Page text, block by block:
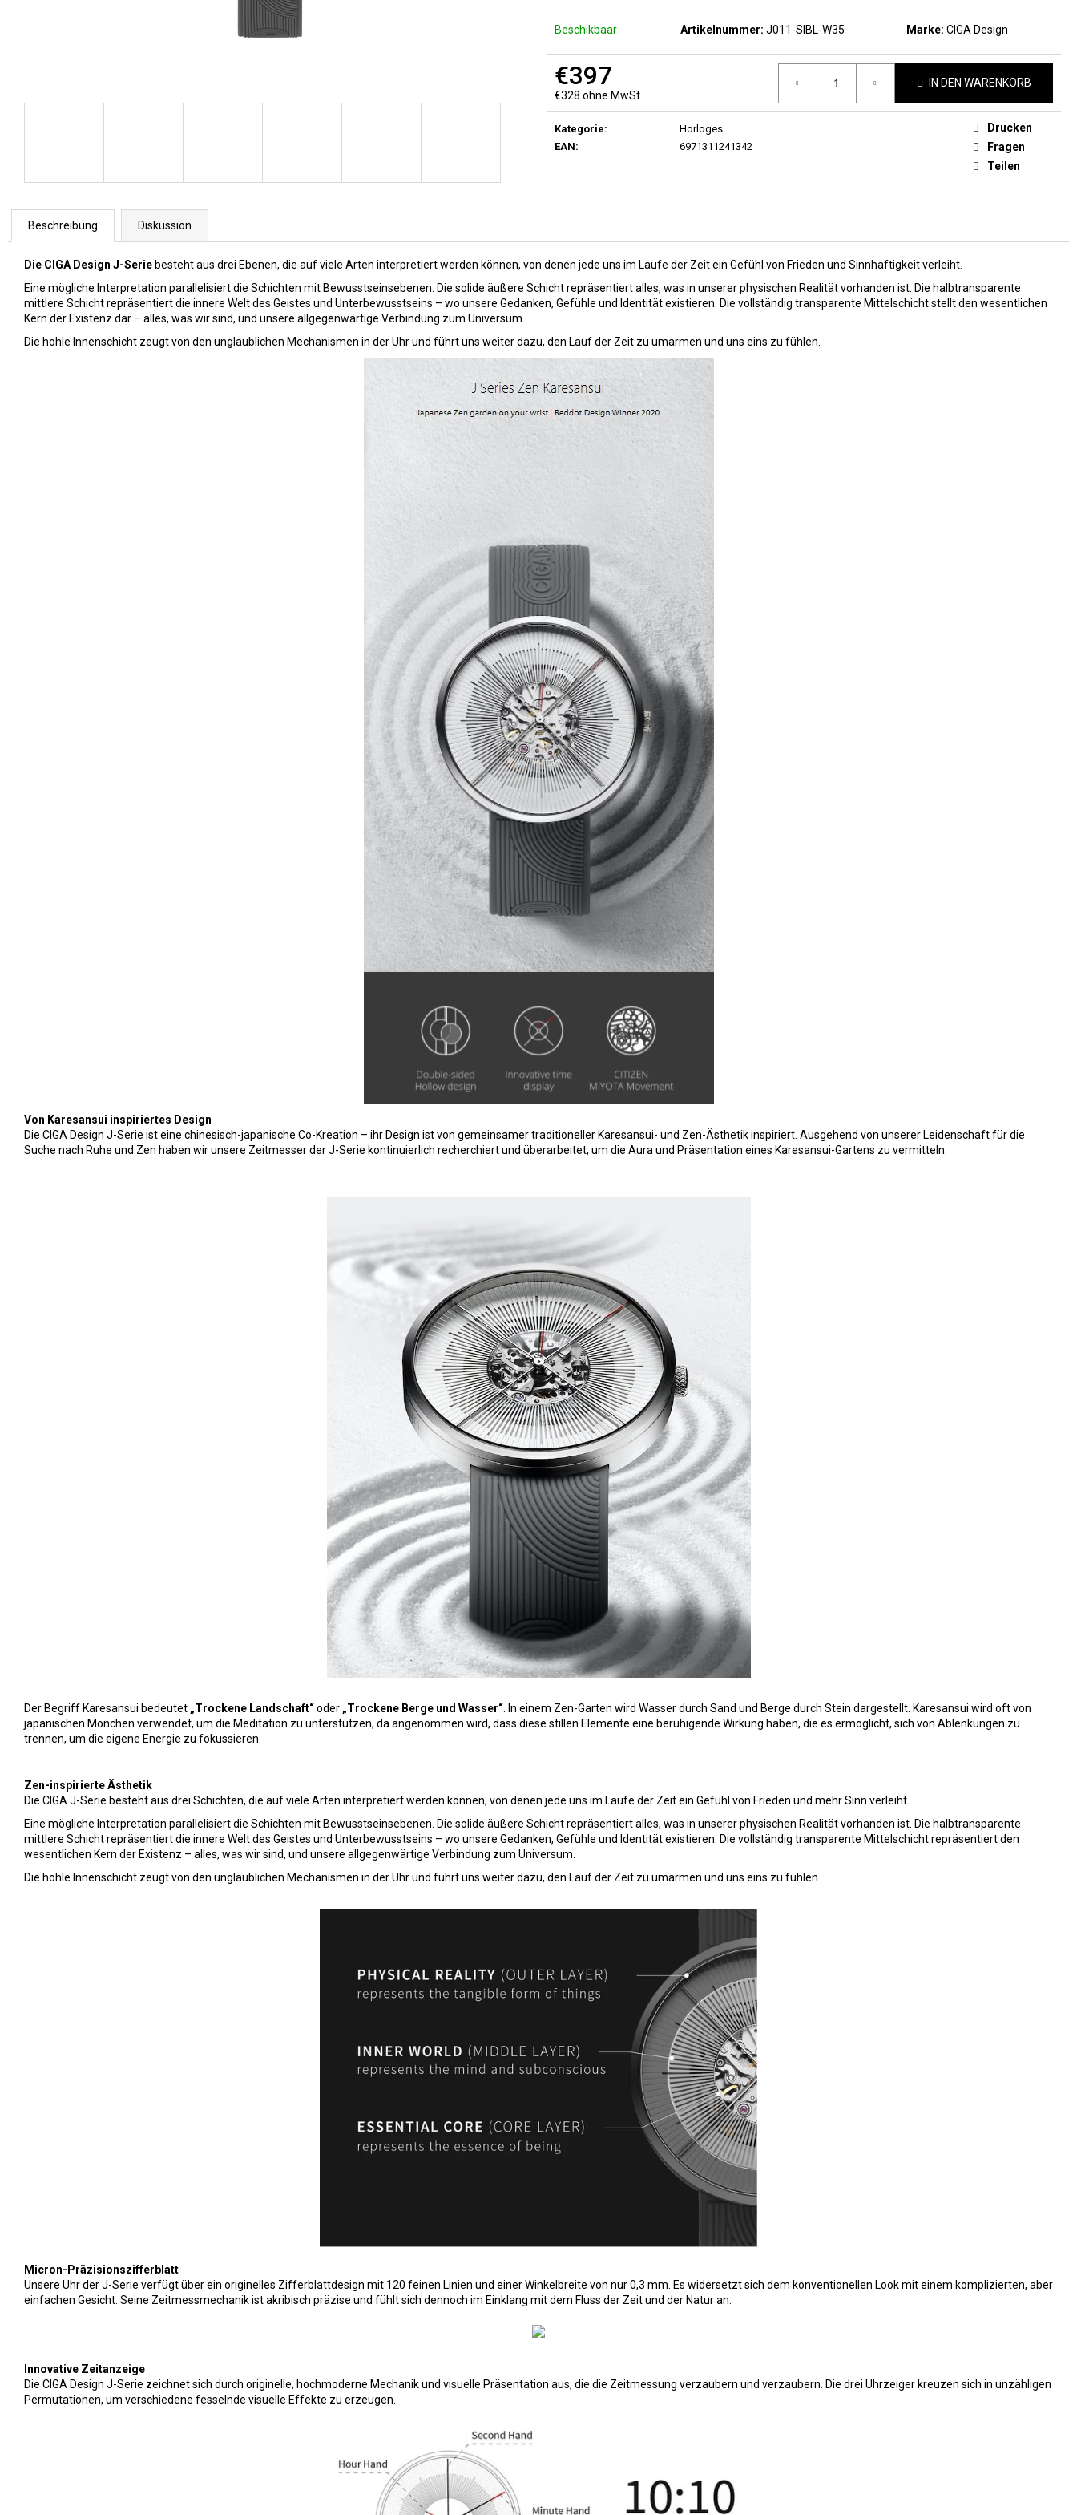
Beschikbaar Artikelnummer: J011-SIBL-W35 Marke: CIGA Design
€397
€328 ohne MwSt.
Verkaufspreis:
IN DEN WARENKORB
Kategorie:
Horloges
EAN: 6971311241342
Drucken
Fragen
Teilen
Beschreibung Diskussion
Die CIGA Design J-Serie besteht aus drei Ebenen, die auf viele Arten interpretiert werden können, von denen jede uns im Laufe der Zeit ein Gefühl von Frieden und Sinnhaftigkeit verleiht.
Eine mögliche Interpretation parallelisiert die Schichten mit Bewusstseinsebenen. Die solide äußere Schicht repräsentiert alles, was in unserer physischen Realität vorhanden ist. Die halbtransparente
mittlere Schicht repräsentiert die innere Welt des Geistes und Unterbewusstseins – wo unsere Gedanken, Gefühle und Identität existieren. Die vollständig transparente Mittelschicht stellt den wesentlichen
Kern der Existenz dar – alles, was wir sind, und unsere allgegenwärtige Verbindung zum Universum.
Die hohle Innenschicht zeugt von den unglaublichen Mechanismen in der Uhr und führt uns weiter dazu, den Lauf der Zeit zu umarmen und uns eins zu fühlen.
Von Karesansui inspiriertes Design
Die CIGA Design J-Serie ist eine chinesisch-japanische Co-Kreation – ihr Design ist von gemeinsamer traditioneller Karesansui- und Zen-Ästhetik inspiriert. Ausgehend von unserer Leidenschaft für die
Suche nach Ruhe und Zen haben wir unsere Zeitmesser der J-Serie kontinuierlich recherchiert und überarbeitet, um die Aura und Präsentation eines Karesansui-Gartens zu vermitteln.
Der Begriff Karesansui bedeutet „Trockene Landschaft“oder „Trockene Berge und Wasser“ . In einem Zen-Garten wird Wasser durch Sand und Berge durch Stein dargestellt. Karesansui wird oft von
japanischen Mönchen verwendet, um die Meditation zu unterstützen, da angenommen wird, dass diese stillen Elemente eine beruhigende Wirkung haben, die es ermöglicht, sich von Ablenkungen zu
trennen, um die eigene Energie zu fokussieren.
Zen-inspirierte Ästhetik
Die CIGA J-Serie besteht aus drei Schichten, die auf viele Arten interpretiert werden können, von denen jede uns im Laufe der Zeit ein Gefühl von Frieden und mehr Sinn verleiht.
Eine mögliche Interpretation parallelisiert die Schichten mit Bewusstseinsebenen. Die solide äußere Schicht repräsentiert alles, was in unserer physischen Realität vorhanden ist. Die halbtransparente
mittlere Schicht repräsentiert die innere Welt des Geistes und Unterbewusstseins – wo unsere Gedanken, Gefühle und Identität existieren. Die vollständig transparente Mittelschicht repräsentiert den
wesentlichen Kern der Existenz – alles, was wir sind, und unsere allgegenwärtige Verbindung zum Universum.
Die hohle Innenschicht zeugt von den unglaublichen Mechanismen in der Uhr und führt uns weiter dazu, den Lauf der Zeit zu umarmen und uns eins zu fühlen.
Micron-Präzisionszifferblatt
Unsere Uhr der J-Serie verfügt über ein originelles Zifferblattdesign mit 120 feinen Linien und einer Winkelbreite von nur 0,3 mm. Es widersetzt sich dem konventionellen Look mit einem komplizierten, aber
einfachen Gesicht. Seine Zeitmessmechanik ist akribisch präzise und fühlt sich dennoch im Einklang mit dem Fluss der Zeit und der Natur an.
Innovative Zeitanzeige
Die CIGA Design J-Serie zeichnet sich durch originelle, hochmoderne Mechanik und visuelle Präsentation aus, die die Zeitmessung verzaubern und verzaubern. Die drei Uhrzeiger kreuzen sich in unzähligen
Permutationen, um verschiedene fesselnde visuelle Effekte zu erzeugen.
Z-SERIES TITANIUM AUTOMATIC
MECHANICAL SKELETON WRISTWATCH
Z SERIES DLC AUTOMATIC MECHANICAL
FULL HOLLOW AUTOMATIC
€142